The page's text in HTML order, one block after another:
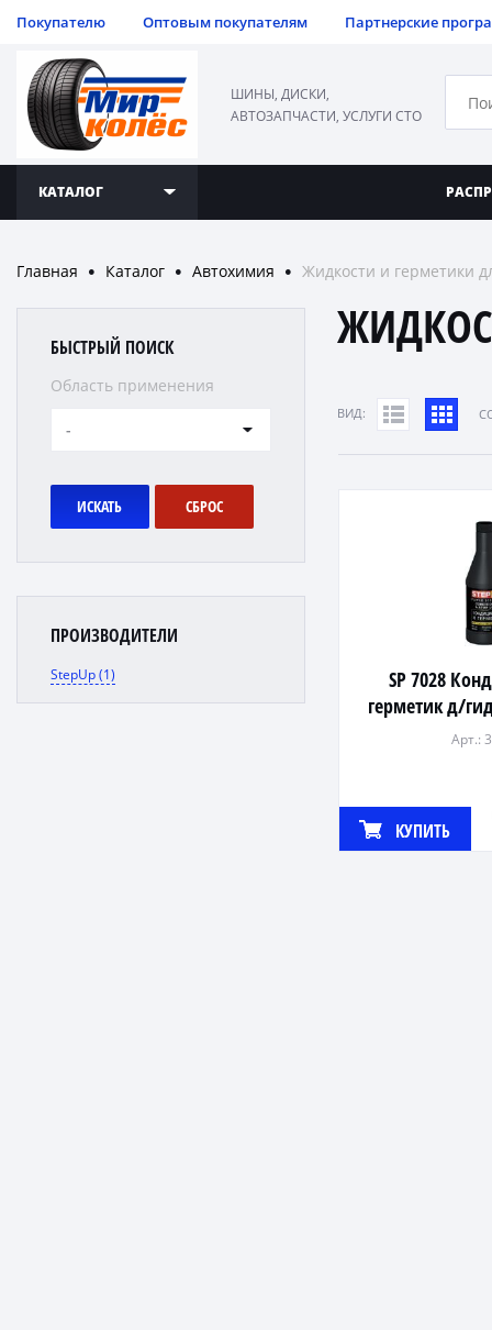
Покупателю Оптовым покупателям Партнерские
ШИНЫ, ДИСКИ,
АВТОЗАПЧАСТИ, УСЛУГИ СТО
КАТАЛОГ
Главная ● Каталог ● Автохимия ● Жидкости и герметики
БЫСТРЫЙ ПОИСК
Область применения
-
ИСКАТЬ СБРОС
ПРОИЗВОДИТЕЛИ
StepUp (1)
ВИД:
SP 7028
герметик д/
Арт.:
КУПИТЬ